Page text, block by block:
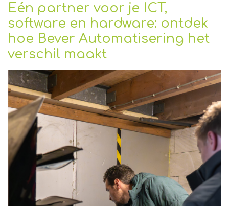
Eén partner voor je ICT,
software en hardware: ontdek
hoe Bever Automatisering het
verschil maakt